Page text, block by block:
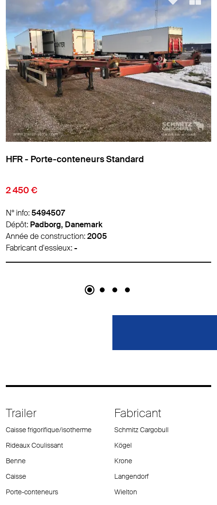
HFR - Porte-conteneurs Standard
2 450 €
N° info:5497665
Dépôt:Padborg, Danemark
Année de construction:2010
Fabricant d'essieux:
Trailer
Caisse frigorifique/isotherme
Rideaux Coulissant
Benne
Caisse
Porte-conteneurs
Fabricant
Schmitz Cargobull
Kögel
Krone
Langendorf
Wielton